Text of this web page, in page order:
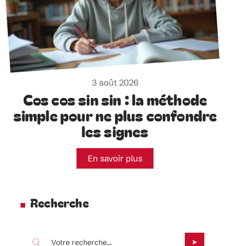
3 août 2026
Cos cos sin sin : la méthode
simple pour ne plus confondre
les signes
En savoir plus
Recherche